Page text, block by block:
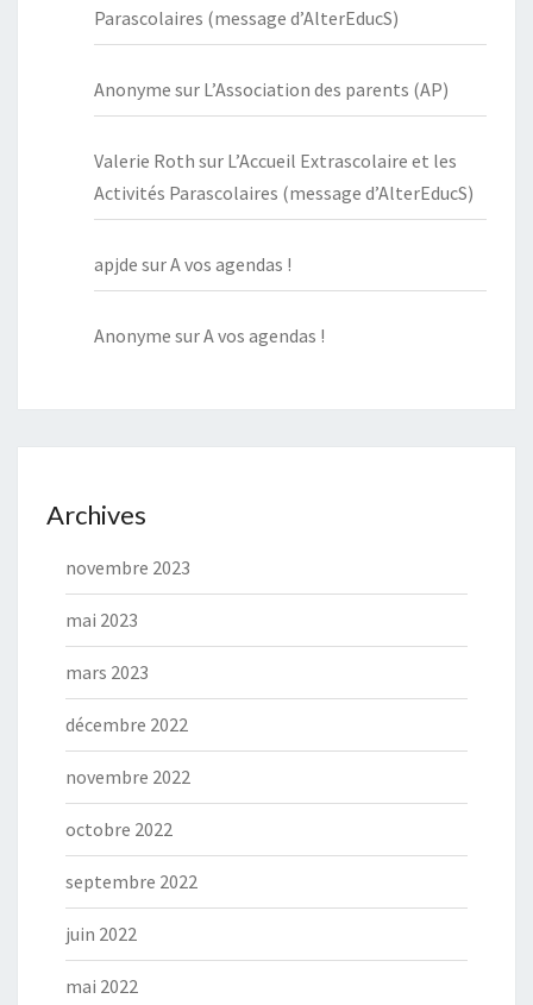
Parascolaires (message d’AlterEducS)
Anonyme sur L’Association des parents (AP)
Valerie Roth sur L’Accueil Extrascolaire et les
Activités Parascolaires (message d’AlterEducS)
apjde surA vos agendas !
Anonyme surA vos agendas !
Archives
novembre 2023
mai 2023
mars 2023
décembre 2022
novembre 2022
octobre 2022
septembre 2022
juin 2022
mai 2022